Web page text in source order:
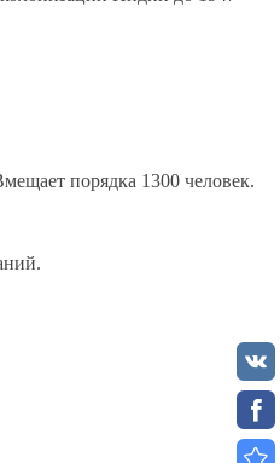
порядка 1300 человек.